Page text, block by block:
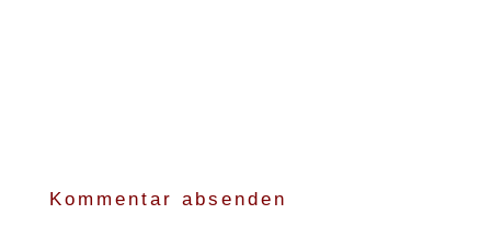
Kommentar absenden